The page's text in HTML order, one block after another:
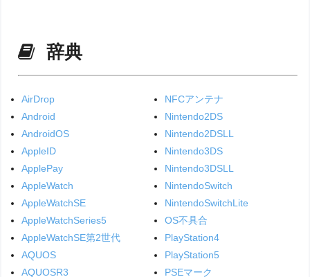
辞典
AirDrop
Android
AndroidOS
AppleID
ApplePay
AppleWatch
AppleWatchSE
AppleWatchSeries5
AppleWatchSE第2世代
AQUOS
AQUOSR3
NFCアンテナ
Nintendo2DS
Nintendo2DSLL
Nintendo3DS
Nintendo3DSLL
NintendoSwitch
NintendoSwitchLite
OS不具合
PlayStation4
PlayStation5
PSEマーク